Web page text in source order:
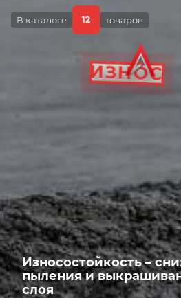
В каталоге 12 товаров
ИЗНОС
Износостойкость –
пыления и
слоя